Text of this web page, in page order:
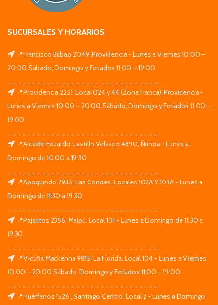
SUCURSALES Y HORARIOS
📍Francisco Bilbao 2049, Providencia - Lunes a Viernes 10:00 –
20:00 Sábado, Domingo y Feriados 11:00 – 19:00
📍Providencia 2251. Local 024 y 44 (Zona Franca), Providencia -
Lunes a Viernes 10:00 – 20:00 Sábado, Domingo y Feriados 11:00 –
19:00
📍Alcalde Eduardo Castillo Velasco 4890, Ñuñoa - Lunes a
Domingo de 10:00 a 19:30
📍Apoquindo 7935, Las Condes. Locales 102A Y 103A - Lunes a
Domingo de 11:30 a 19:30
📍Pajaritos 2356, Maipú. Local 101 - Lunes a Domingo de 11:30 a
19:30
📍Vicuña Mackenna 9815, La Florida. Local 104 - Lunes a Viernes
10:00 – 20:00 Sábado, Domingo y Feriados 11:00 – 19:00
📍Huérfanos 1526 , Santiago Centro. Local 2 - Lunes a Domingo